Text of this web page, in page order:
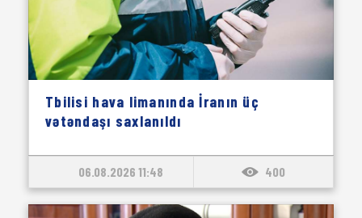
Tbilisi hava limanında İranın üç
vətəndaşı saxlanıldı
06.08.2026 11:48 400